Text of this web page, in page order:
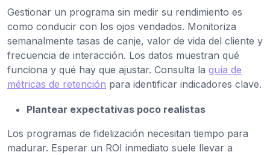
Gestionar un programa sin medir su rendimiento es
como conducir con los ojos vendados. Monitoriza
semanalmente tasas de canje, valor de vida del cliente y
frecuencia de interacción. Los datos muestran qué
funciona y qué hay que ajustar. Consulta la guía de
métricas de retención para identificar indicadores clave.
Plantear expectativas poco realistas
Los programas de fidelización necesitan tiempo para
madurar. Esperar un ROI inmediato suele llevar a